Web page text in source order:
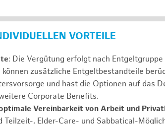
VORTEILE
: Die Vergütung erfolgt nach
zusätzliche Entgeltbestandteile
und hast die Optionen auf das
Corporate Benefits.
Vereinbarkeit von Arbeit und
, Elder-Care- und Sabbatical-